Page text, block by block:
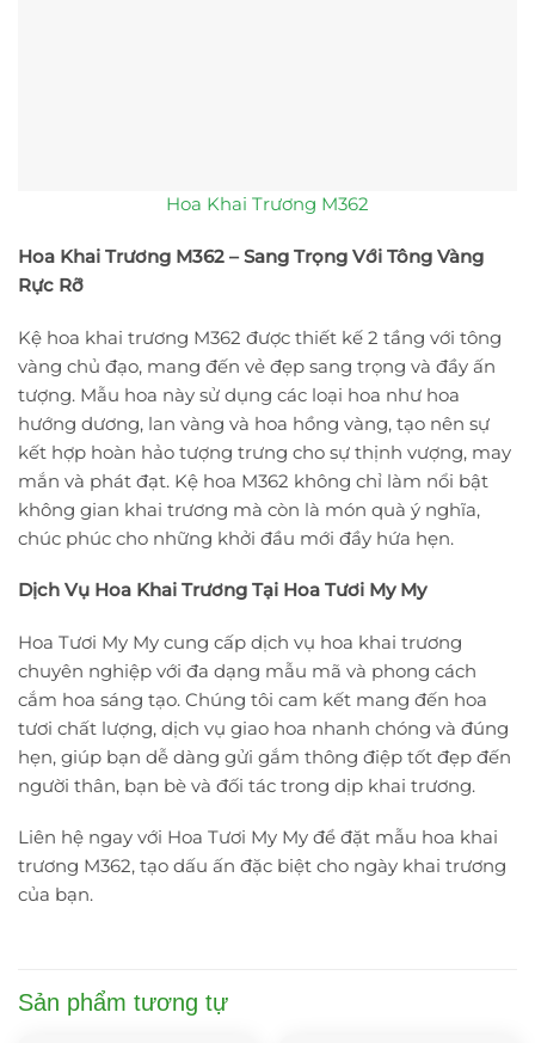
Hoa Khai Trương M362
Hoa Khai Trương M362 – Sang Trọng Với Tông Vàng
Rực Rỡ
Kệ hoa khai trương M362 được thiết kế 2 tầng với tông
vàng chủ đạo, mang đến vẻ đẹp sang trọng và đầy ấn
tượng. Mẫu hoa này sử dụng các loại hoa như hoa
hướng dương, lan vàng và hoa hồng vàng, tạo nên sự
kết hợp hoàn hảo tượng trưng cho sự thịnh vượng, may
mắn và phát đạt. Kệ hoa M362 không chỉ làm nổi bật
không gian khai trương mà còn là món quà ý nghĩa,
chúc phúc cho những khởi đầu mới đầy hứa hẹn.
Dịch Vụ Hoa Khai Trương Tại Hoa Tươi My My
Hoa Tươi My My cung cấp dịch vụ hoa khai trương
chuyên nghiệp với đa dạng mẫu mã và phong cách
cắm hoa sáng tạo. Chúng tôi cam kết mang đến hoa
tươi chất lượng, dịch vụ giao hoa nhanh chóng và đúng
hẹn, giúp bạn dễ dàng gửi gắm thông điệp tốt đẹp đến
người thân, bạn bè và đối tác trong dịp khai trương.
Liên hệ ngay với Hoa Tươi My My để đặt mẫu hoa khai
trương M362, tạo dấu ấn đặc biệt cho ngày khai trương
của bạn.
Sản phẩm tương tự